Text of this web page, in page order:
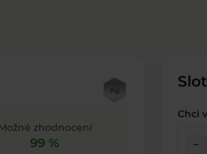
Možné zhodnocení
99 %
Chci
check_indeterminate_small